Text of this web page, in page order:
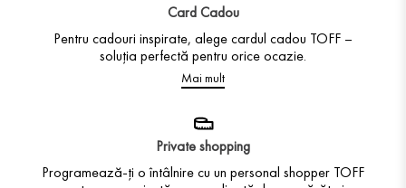
Card Cadou
Pentru cadouri inspirate, alege cardul cadou TOFF –
soluția perfectă pentru orice ocazie.
Mai mult
Private shopping
Programează-ți o întâlnire cu un personal shopper TOFF